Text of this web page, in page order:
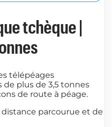
tchèque |
télépéages
plus de 3,5 tonnes
de route à péage.
parcourue et de